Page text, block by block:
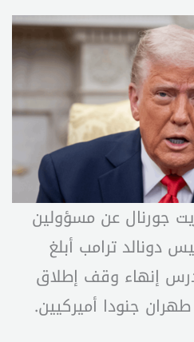
جورنال عن مسؤولين
دونالد ترامب أبلغ
إنهاء وقف إطلاق
طهران جنودا أميركيين.